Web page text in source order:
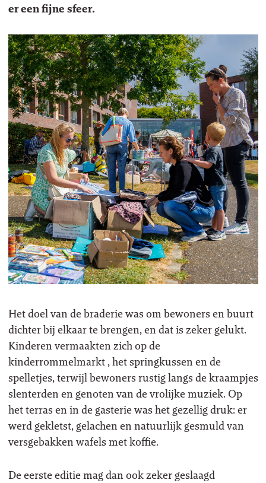
er een fijne sfeer.
Het doel van de braderie was om bewoners en buurt
dichter bij elkaar te brengen, en dat is zeker gelukt.
Kinderen vermaakten zich op de
kinderrommelmarkt , het springkussen en de
spelletjes, terwijl bewoners rustig langs de kraampjes
slenterden en genoten van de vrolijke muziek. Op
het terras en in de gasterie was het gezellig druk: er
werd gekletst, gelachen en natuurlijk gesmuld van
versgebakken wafels met koffie.
De eerste editie mag dan ook zeker geslaagd